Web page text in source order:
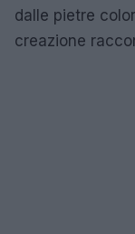
dalle pietre
creazione